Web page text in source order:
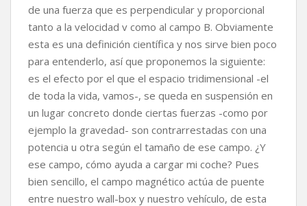
de una fuerza que es perpendicular y proporcional
tanto a la velocidad v como al campo B. Obviamente
esta es una definición científica y nos sirve bien poco
para entenderlo, así que proponemos la siguiente:
es el efecto por el que el espacio tridimensional -el
de toda la vida, vamos-, se queda en suspensión en
un lugar concreto donde ciertas fuerzas -como por
ejemplo la gravedad- son contrarrestadas con una
potencia u otra según el tamaño de ese campo. ¿Y
ese campo, cómo ayuda a cargar mi coche? Pues
bien sencillo, el campo magnético actúa de puente
entre nuestro wall-box y nuestro vehículo, de esta